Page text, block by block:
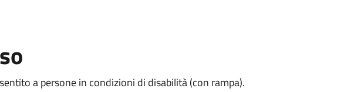
a persone in condizioni di disabilità (con rampa).